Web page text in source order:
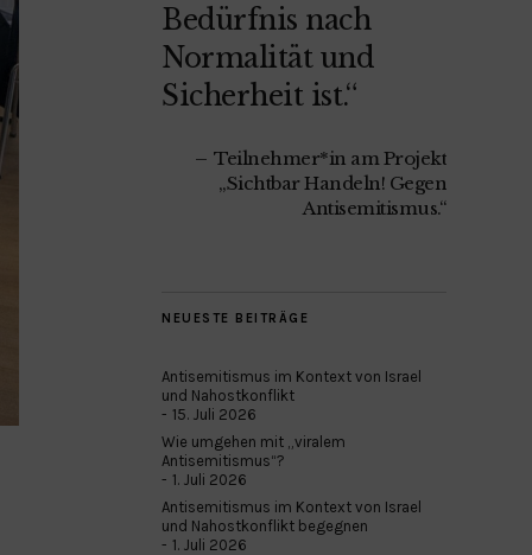
Bedürfnis nach
Normalität und
Sicherheit ist.“
Teilnehmer*in am Projekt
„Sichtbar Handeln! Gegen
Antisemitismus.“
NEUESTE BEITRÄGE
Antisemitismus im Kontext von Israel
und Nahostkonflikt
15. Juli 2026
Wie umgehen mit „viralem
Antisemitismus“?
1. Juli 2026
Antisemitismus im Kontext von Israel
und Nahostkonflikt begegnen
1. Juli 2026